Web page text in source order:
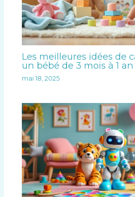
Les meilleures idées de
un bébé de 3 mois à 1 an
mai 18, 2025